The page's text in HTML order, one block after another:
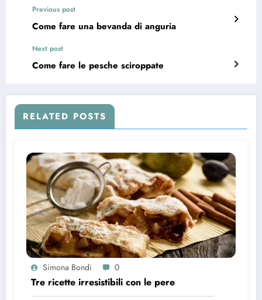
Previous post
Come fare una bevanda di anguria
Next post
Come fare le pesche sciroppate
RELATED POSTS
Simona Bondi 0
Tre ricette irresistibili con le pere